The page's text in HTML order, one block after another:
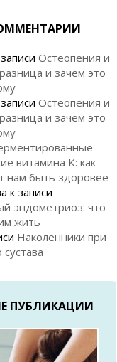
Остеопения и
и зачем это
Остеопения и
и зачем это
витамина K: как
нам быть здоровее
к записи
эндометриоз: что
жить
Наколенники при
ПУБЛИКАЦИИ